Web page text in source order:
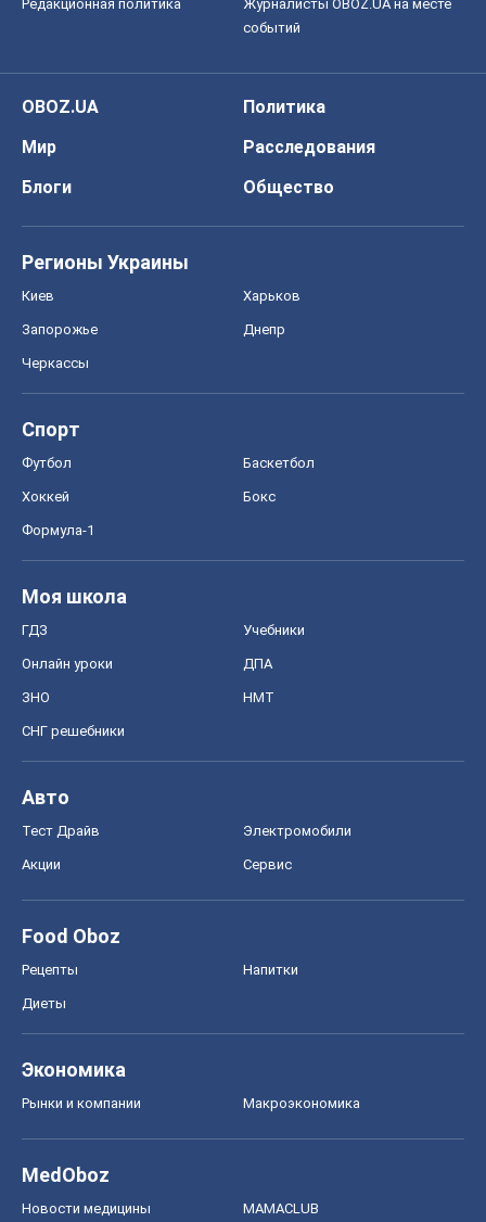
Редакционная политика
Журналисты OBOZ.UA на месте
событий
OBOZ.UA
Политика
Мир
Расследования
Блоги
Общество
Регионы Украины
Киев Харьков
Запорожье Днепр
Черкассы
Спорт
Футбол Баскетбол
Хоккей Бокс
Формула-1
Моя школа
ГДЗ Учебники
Онлайн уроки ДПА
ЗНО НМТ
СНГ решебники
Авто
Тест Драйв Электромобили
Акции Сервис
Food Oboz
Рецепты Напитки
Диеты
Экономика
Рынки и компании Mакроэкономика
MedOboz
Новости медицины MAMACLUB